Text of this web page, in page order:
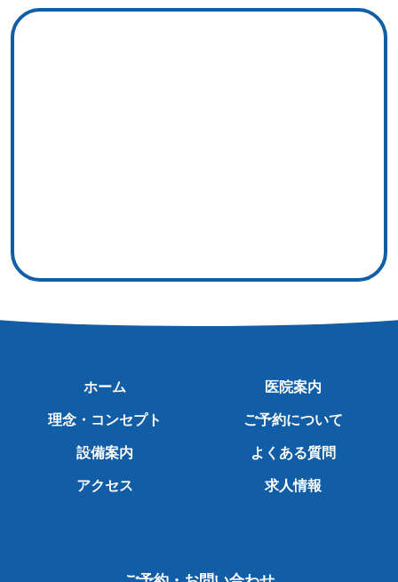
ホーム 医院案内
理念・コンセプト ご予約について
設備案内 よくある質問
アクセス 求人情報